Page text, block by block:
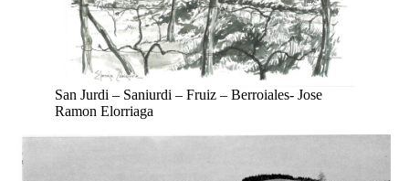
San Jurdi – Saniurdi – Fruiz – Berroiales- Jose
Ramon Elorriaga